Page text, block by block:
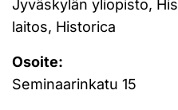
Jyväskylän yliopisto,
laitos, Historica
Osoite:
Seminaarinkatu 15